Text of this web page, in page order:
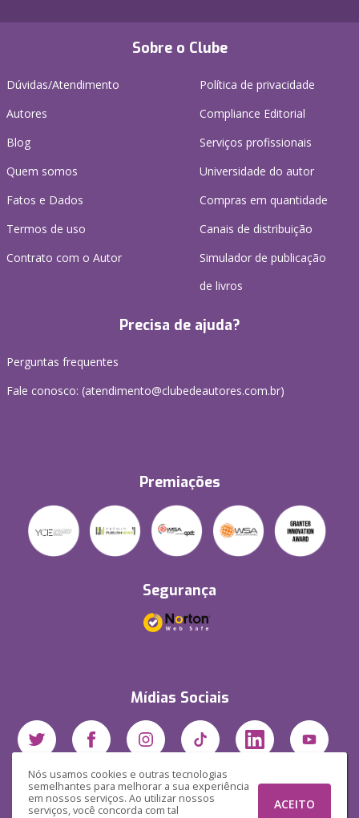
Nós usamos cookies e outras tecnologias
semelhantes para melhorar a sua experiência
em nossos serviços. Ao utilizar nossos
serviços, você concorda com tal
ACEITO
Sobre o Clube
Dúvidas/Atendimento
Autores
Blog
Quem somos
Fatos e Dados
Termos de uso
Contrato com o Autor
Política de privacidade
Compliance Editorial
Serviços profissionais
Universidade do autor
Compras em quantidade
Canais de distribuição
Simulador de publicação
de livros
Precisa de ajuda?
Perguntas frequentes
Fale conosco: (atendimento@clubedeautores.com.br)
Premiações
Segurança
Mídias Sociais